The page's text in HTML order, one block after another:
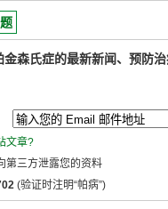
金森氏症的最新新闻、预防
文章?
第三方泄露您的资料
(验证时注明“帕病”)